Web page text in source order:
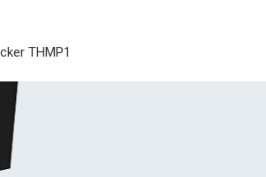
THMP1